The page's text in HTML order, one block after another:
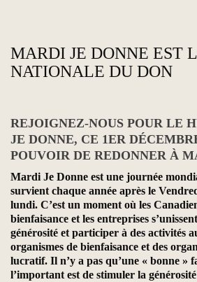
MARDI JE DONNE EST
NATIONALE DU DON
REJOIGNEZ-NOUS POUR LE
JE DONNE, CE 1ER
POUVOIR DE REDONNER À
Mardi Je Donne est une journée
survient chaque année après le
lundi. C’est un moment où les
bienfaisance et les entreprises
générosité et participer à des activités
organismes de bienfaisance et des
lucratif. Il n’y a pas qu’une « bonne »
l’important est de stimuler la